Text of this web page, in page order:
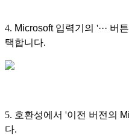
4. Microsoft입력기의 '··· 버
택합니다.
5. 호환성에서 '이전 버전의
다.